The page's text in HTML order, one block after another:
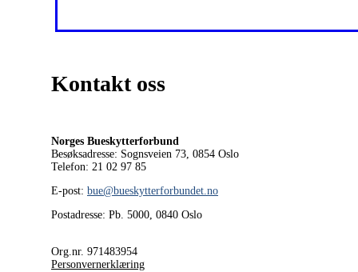
Kontakt oss
Norges Bueskytterforbund
Besøksadresse: Sognsveien 73, 0854 Oslo
Telefon: 21 02 97 85
E-post: bue@bueskytterforbundet.no
Postadresse: Pb. 5000, 0840 Oslo
Org.nr. 971483954
Personvernerklæring